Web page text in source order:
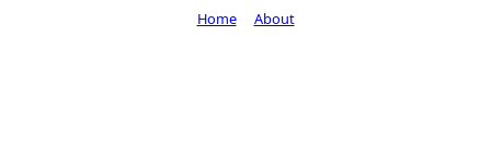
Home About